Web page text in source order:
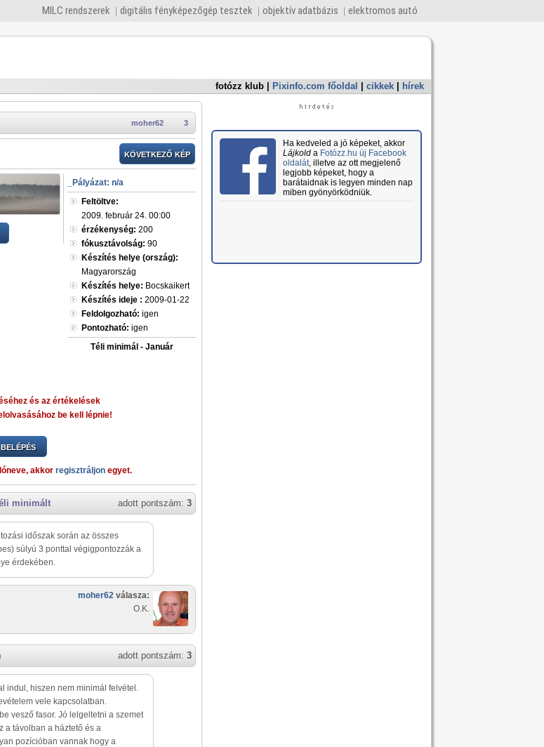
MILC rendszerek digitális fényképezőgép tesztek objektív adatbázis elektromos autó
fotózz klub Pixinfo.com főoldal cikkek hírek
3
moher62
KÖVETKEZŐ KÉP
_Pályázat: n/a
Feltöltve:
2009. február 24. 00:00
érzékenység: 200
fókusztávolság: 90
Készítés helye (ország):
Magyarország
Készítés helye: Bocskaikert
Készítés ideje : 2009-01-22
Feldolgozható: igen
Pontozható: igen
Téli minimál - Január
és az értékelések
be kell lépnie!
BELÉPÉS
akkor regisztráljon egyet.
adott pontszám: 3
minimált
időszak során az összes
súlyú 3 ponttal végigpontozzák a
érdekében.
moher62 válasza:
O.K.
adott pontszám: 3
indul, hiszen nem minimál felvétel.
vele kapcsolatban.
vesző fasor. Jó lelgeltetni a szemet
a távolban a háztető és a
pozícióban vannak hogy a
Ha kedveled a jó képeket, akkor
Lájkolda Fotózz.hu új Facebook
oldalát, illetve az ott megjelenő
legjobb képeket, hogy a
barátaidnak is legyen minden nap
miben gyönyörködniük.